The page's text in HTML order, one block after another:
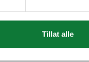
Tillat alle